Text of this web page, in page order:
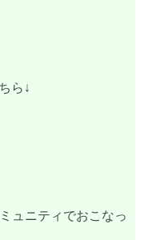
ら↓
ュニティでおこなっ